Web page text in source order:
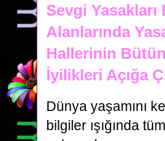
Sevgi
Alanlarında
Hallerinin
İyilikleri Açığa
Dünya yaşamını
bilgiler ışığında